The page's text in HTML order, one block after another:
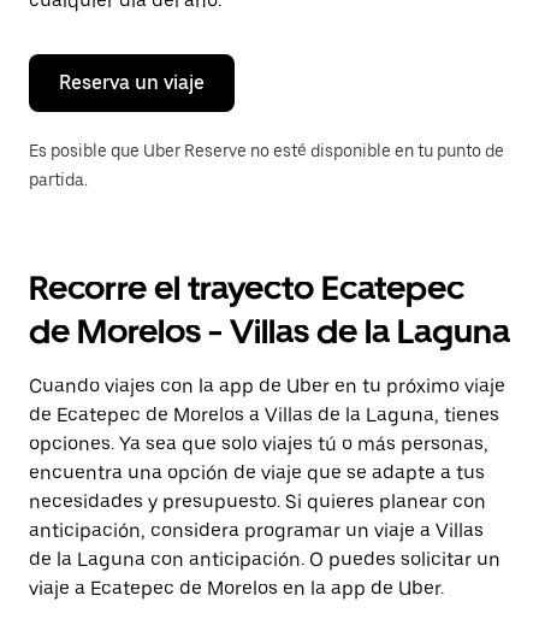
calendario.
Reserva un viaje
Es posible que Uber Reserve no esté disponible en tu punto de
partida.
Recorre el trayecto Ecatepec
de Morelos - Villas de la Laguna
Cuando viajes con la app de Uber en tu próximo viaje
de Ecatepec de Morelos a Villas de la Laguna, tienes
opciones. Ya sea que solo viajes tú o más personas,
encuentra una opción de viaje que se adapte a tus
necesidades y presupuesto. Si quieres planear con
anticipación, considera programar un viaje a Villas
de la Laguna con anticipación. O puedes solicitar un
viaje a Ecatepec de Morelos en la app de Uber.